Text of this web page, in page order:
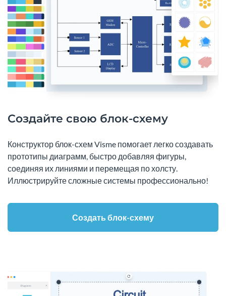
Создайте свою блок-схему
Конструктор блок-схем Visme помогает легко создавать
прототипы диаграмм, быстро добавляя фигуры,
соединяя их линиями и перемещая по холсту.
Иллюстрируйте сложные системы профессионально!
Создать блок-схему